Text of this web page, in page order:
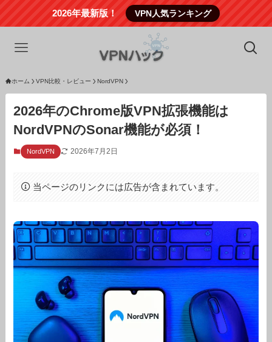
2026年最新版！ VPN人気ランキング
ホーム VPN比較・レビュー NordVPN
2026年のChrome版VPN拡張機能は
NordVPNのSonar機能が必須！
NordVPN 2026年7月2日
当ページのリンクには広告が含まれています。